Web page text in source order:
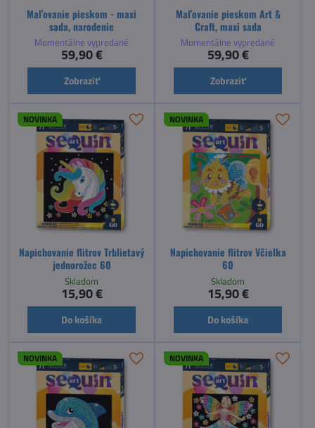
Maľovanie pieskom - maxi
sada, narodenie
Momentálne vypredané
59,90 €
Zobraziť
Maľovanie pieskom Art &
Craft, maxi sada
Momentálne vypredané
59,90 €
Zobraziť
NOVINKA
Napichovanie flitrov Trblietavý
jednorožec 60
Skladom
15,90 €
Do košíka
NOVINKA
Napichovanie flitrov Včielka
60
Skladom
15,90 €
Do košíka
NOVINKA NOVINKA